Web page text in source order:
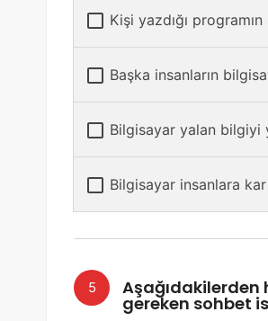
Kişi yazdığı
Başka insanların
Bilgisayar yalan bilgiyi
Bilgisayar insanlara
Aşağıdakilerden
gereken sohbet